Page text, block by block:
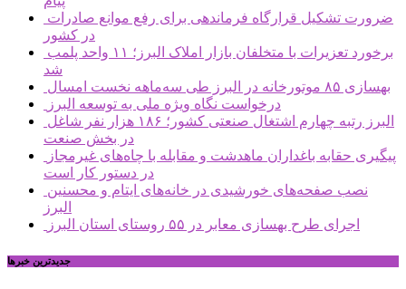
در کشور
شد
بهسازی ۸۵ موتورخانه در البرز طی سه‌ماهه نخست امسال
درخواست نگاه ویژه ملی به توسعه البرز
در بخش صنعت
در دستور کار است
البرز
اجرای طرح بهسازی معابر در ۵۵ روستای استان البرز
جديدترين خبرها